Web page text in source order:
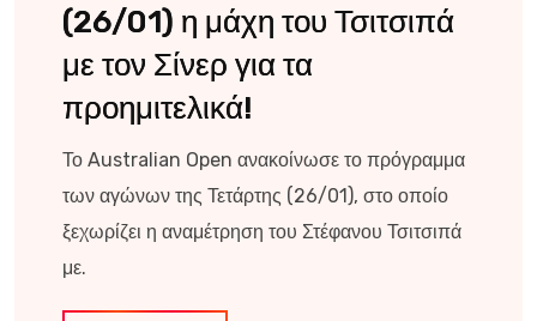
(26/01) η μάχη του Τσιτσιπά
με τον Σίνερ για τα
προημιτελικά!
Το Australian Open ανακοίνωσε το πρόγραμμα
των αγώνων της Τετάρτης (26/01), στο οποίο
ξεχωρίζει η αναμέτρηση του Στέφανου Τσιτσιπά
με.